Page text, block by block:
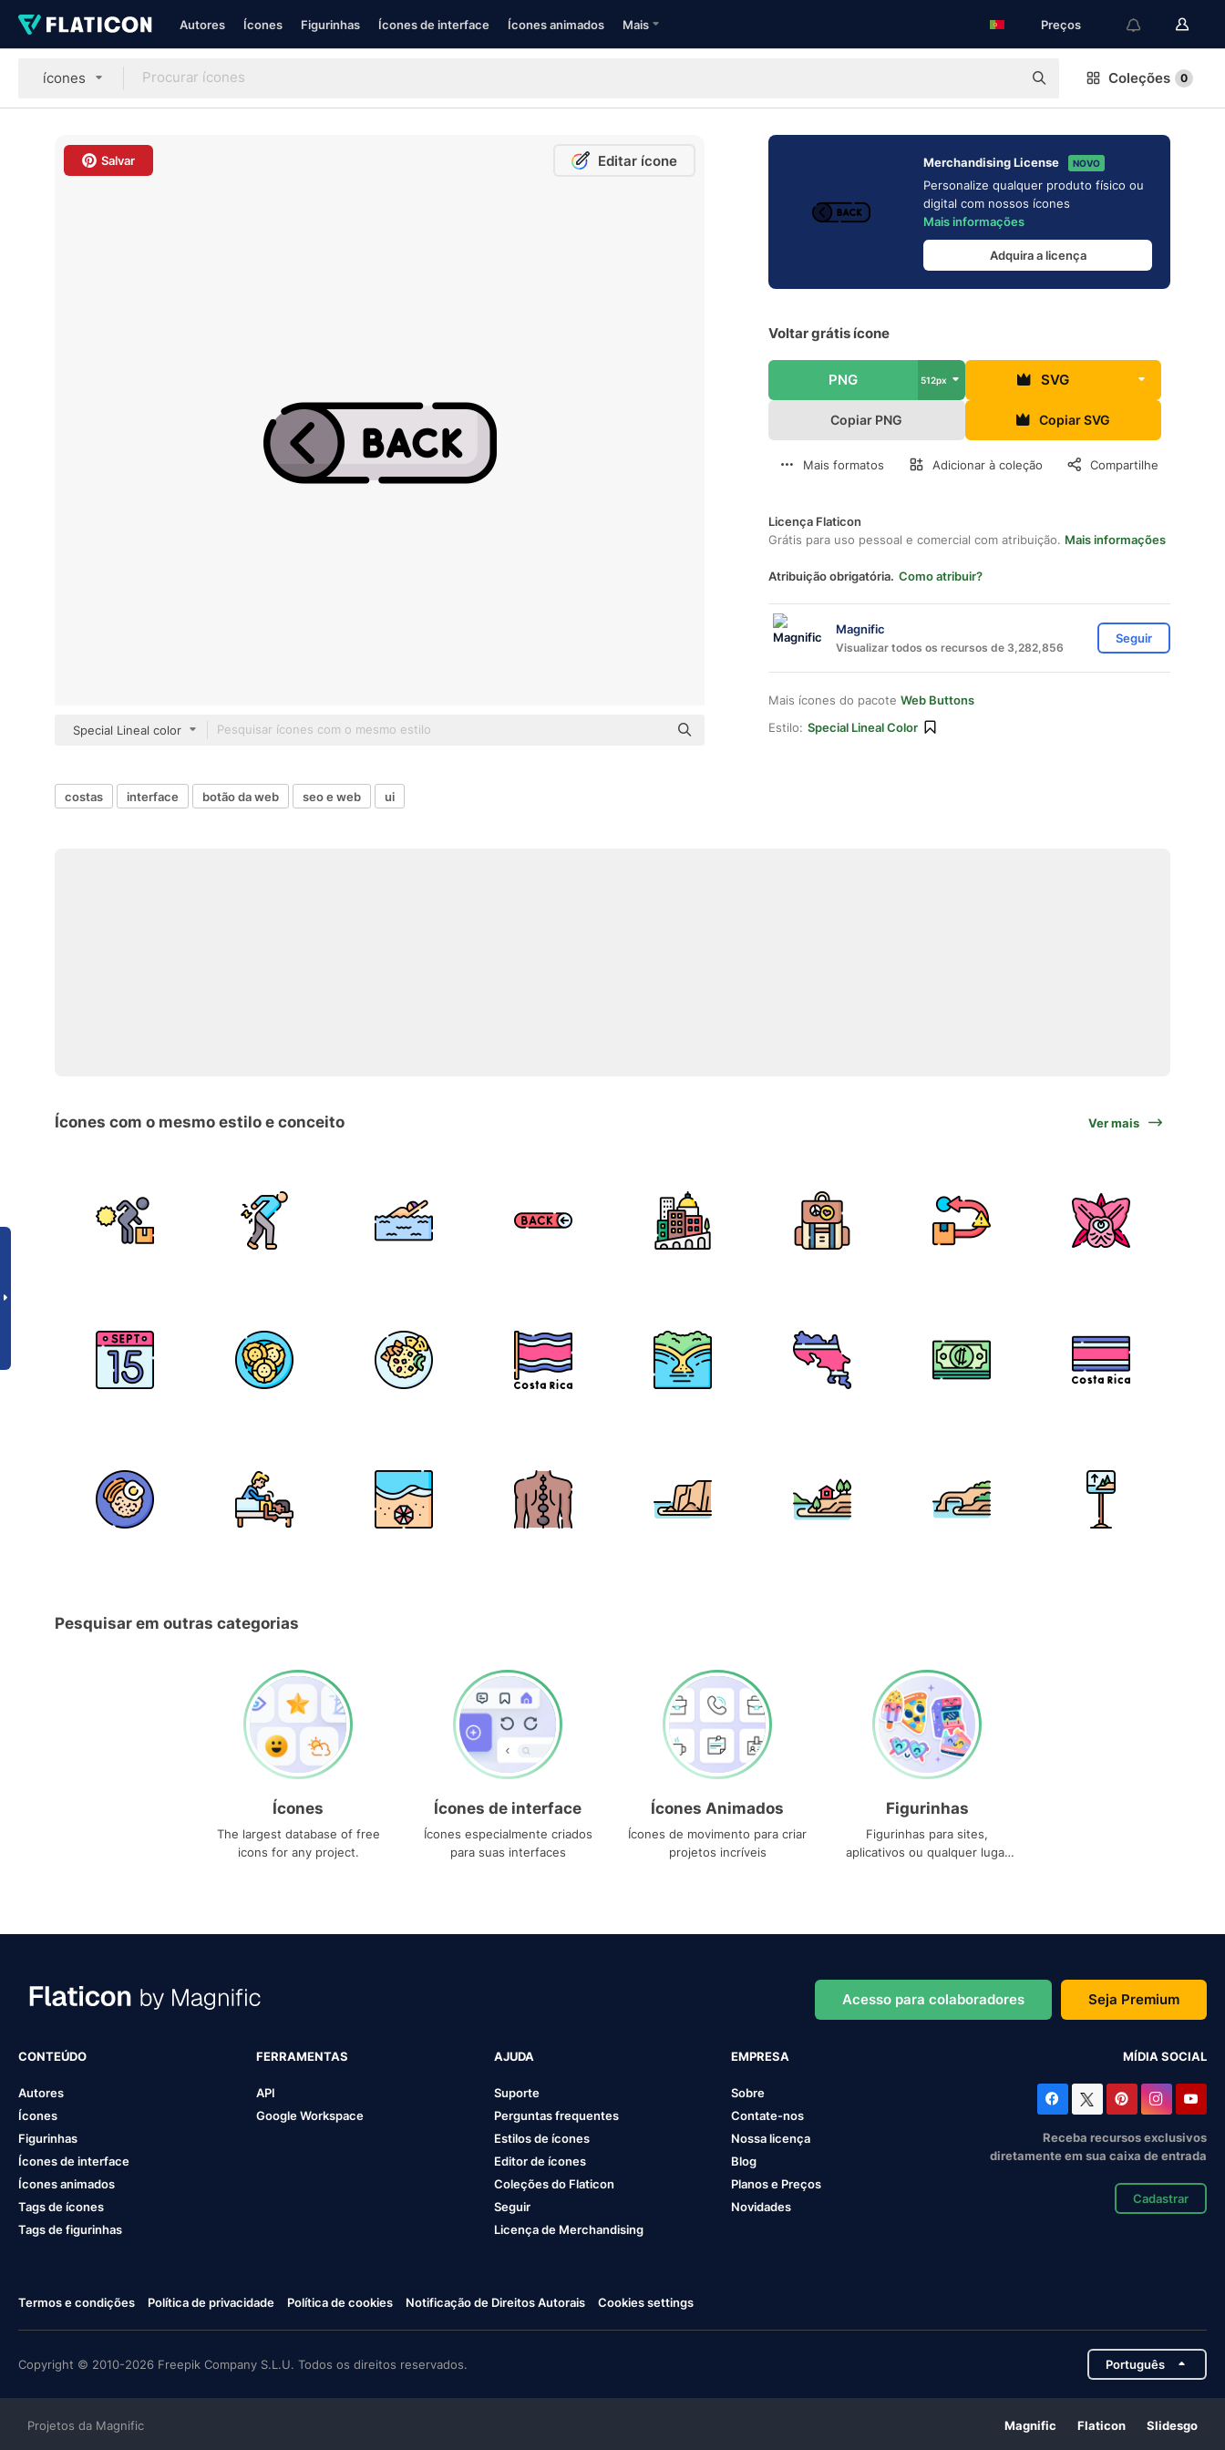
Autores Ícones Figurinhas Ícones de interface Ícones animados Mais Preços
ícones Coleções 0
Salvar Editar ícone
Special Lineal color
Merchandising License NOVO
Personalize qualquer produto físico ou
digital com nossos ícones
Mais informações
Adquira a licença
Voltar grátis ícone
PNG 512px SVG
Copiar PNG Copiar SVG
Mais formatos Adicionar à coleção Compartilhe
Licença Flaticon
Grátis para uso pessoal e comercial com atribuição. Mais informações
Atribuição obrigatória. Como atribuir?
Magnific
Visualizar todos os recursos de 3,282,856
Seguir
Mais ícones do pacote Web Buttons
Estilo: Special Lineal Color
costas interface botão da web seo e web ui
Ícones com o mesmo estilo e conceito Ver mais
Pesquisar em outras categorias
Ícones
The largest database of free
icons for any project.
Ícones de interface
Ícones especialmente criados
para suas interfaces
Ícones Animados
Ícones de movimento para criar
projetos incríveis
Figurinhas
Figurinhas para sites,
aplicativos ou qualquer lugar
Acesso para colaboradores Seja Premium
CONTEÚDO
Autores
Ícones
Figurinhas
Ícones de interface
Ícones animados
Tags de ícones
Tags de figurinhas
FERRAMENTAS
API
Google Workspace
AJUDA
Suporte
Perguntas frequentes
Estilos de ícones
Editor de ícones
Coleções do Flaticon
Seguir
Licença de Merchandising
EMPRESA
Sobre
Contate-nos
Nossa licença
Blog
Planos e Preços
Novidades
MÍDIA SOCIAL
Receba recursos exclusivos
diretamente em sua caixa de entrada
Cadastrar
Termos e condições Política de privacidade Política de cookies Notificação de Direitos Autorais Cookies settings
Copyright © 2010-2026 Freepik Company S.L.U. Todos os direitos reservados. Português
Projetos da Magnific Magnific Flaticon Slidesgo